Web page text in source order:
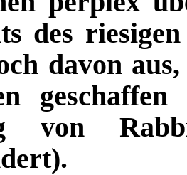
des
davon
von